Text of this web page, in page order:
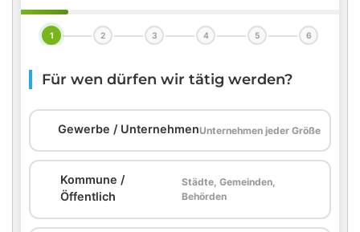
1 2 3 4 5 6
Für wen dürfen wir tätig werden?
Gewerbe / UnternehmenUnternehmen jeder Größe
Kommune /
Öffentlich
Städte, Gemeinden,
Behörden